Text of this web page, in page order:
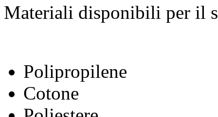
Materiali disponibili per il
Polipropilene
Cotone